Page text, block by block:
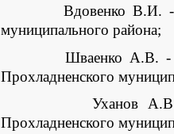
Вдовенко В.И. -
муниципального района;
Шваенко А.В. -
Прохладненского
Уханов А.В. -
Прохладненского